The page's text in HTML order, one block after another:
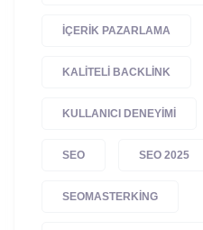
IÇERIK PAZARLAMA
KALITELI BACKLINK
KULLANICI DENEYIMI
SEO SEO 2025
SEOMASTERKING